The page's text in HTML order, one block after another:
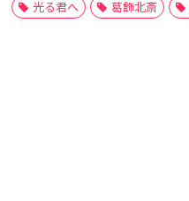
光る君へ 葛飾北斎